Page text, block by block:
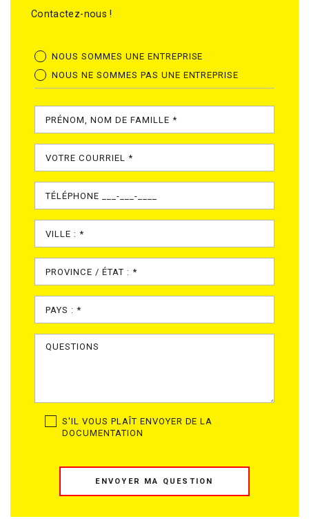
Contactez-nous !
NOUS SOMMES UNE ENTREPRISE
NOUS NE SOMMES PAS UNE ENTREPRISE
S'IL VOUS PLAÎT ENVOYER DE LA
DOCUMENTATION
ENVOYER MA QUESTION